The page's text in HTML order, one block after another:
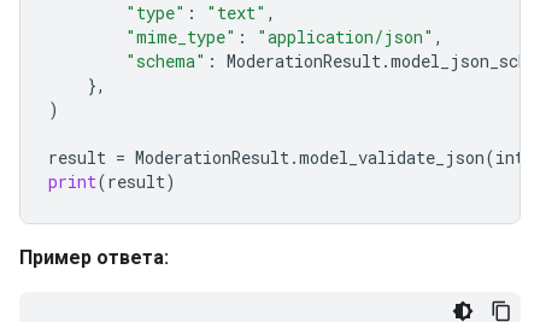
"type" : "text" ,
"mime_type" : "application/json" ,
"schema" : ModerationResult.
},
)
result = ModerationResult.model_validate_json(
print(result)
Пример ответа: